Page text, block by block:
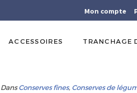
Mon compte
ACCESSOIRES TRANCHAGE
DansConserves fines, Conserves de